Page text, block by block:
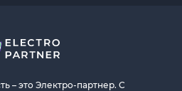
– это Электро-партнер. С